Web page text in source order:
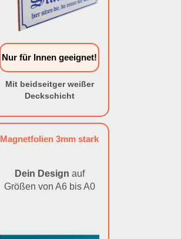
Nur für Innen geeignet!
Mit beidseitger weißer
Deckschicht
Magnetfolien 3mm stark
Dein Design auf
Größen von A6 bis A0